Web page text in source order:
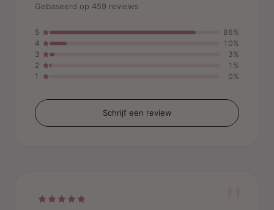
Gebaseerd op 459 reviews
5
86%
4
10%
3
3%
2
1%
1
0%
Schrijf een review